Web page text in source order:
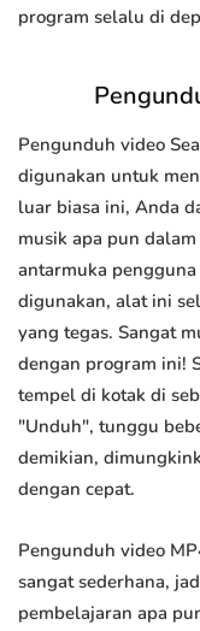
program selalu di
Pengunduh video
digunakan untuk
luar biasa ini, Anda
musik apa pun
antarmuka
digunakan, alat ini
yang tegas. Sangat
dengan program ini!
tempel di kotak di
"Unduh", tunggu
demikian,
dengan cepat.
Pengunduh video
sangat sederhana,
pembelajaran apa